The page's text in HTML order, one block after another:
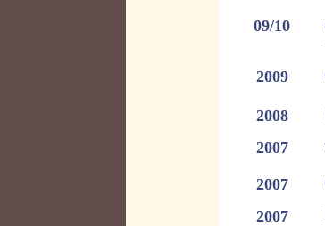
09/10
2009
2008
2007
2007
2007